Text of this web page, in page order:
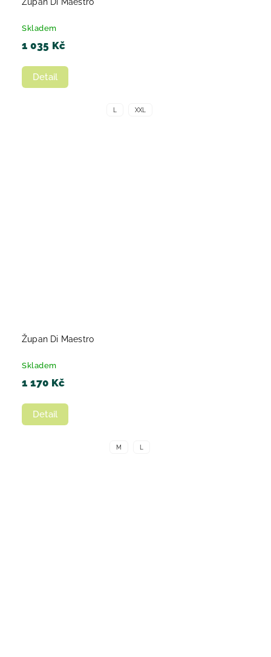
Župan Di Maestro
Skladem
1 035 Kč
Detail
L XXL
Župan Di Maestro
Skladem
1 170 Kč
Detail
M L